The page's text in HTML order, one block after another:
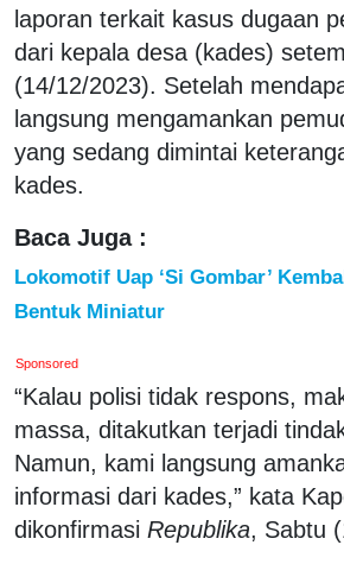
laporan terkait kasus dugaan
dari kepala desa (kades)
(14/12/2023). Setelah
langsung mengamankan
yang sedang dimintai
kades.
Baca Juga :
Lokomotif Uap ‘Si Gombar’
Bentuk Miniatur
Sponsored
“Kalau polisi tidak respons,
massa, ditakutkan terjadi
Namun, kami langsung
informasi dari kades,” kata
dikonfirmasi Republika, Sabtu